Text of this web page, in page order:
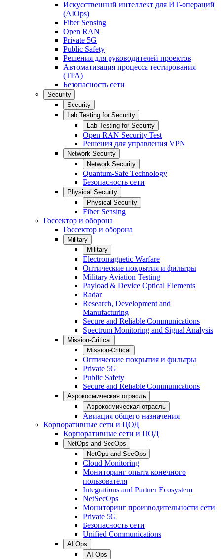
Искусственный интеллект для ИТ-операций
(AIOps)
Fiber Sensing
Open RAN
Private 5G
Public Safety
Решения для руководителей проектов
Автоматизация процесса тестирования
(TPA)
Безопасность сети
Security
Security
Lab Testing for Security
Lab Testing for Security
Open RAN Security Test
Решения для управления VPN
Network Security
Network Security
Quantum-Safe Technology
Безопасность сети
Physical Security
Physical Security
Fiber Sensing
Госсектор и оборона
Госсектор и оборона
Military
Military
Electromagnetic Warfare
Оптические покрытия и фильтры
Military Aviation Testing
Payload & Device Optical Elements
Radar
Research, Development and
Manufacturing
Secure and Reliable Communications
Spectrum Monitoring and Signal Analysis
Mission-Critical
Mission-Critical
Оптические покрытия и фильтры
Private 5G
Public Safety
Secure and Reliable Communications
Аэрокосмическая отрасль
Аэрокосмическая отрасль
Авиация общего назначения
Корпоративные сети и ЦОД
Корпоративные сети и ЦОД
NetOps and SecOps
NetOps and SecOps
Cloud Monitoring
Мониторинг опыта конечного
пользователя
Integrations and Partner Ecosystem
NetSecOps
Мониторинг производительности сети
Private 5G
Безопасность сети
Unified Communications
AI Ops
AI Ops